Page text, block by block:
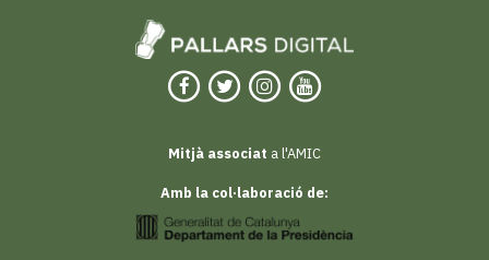
Mitjà associat a l'AMIC
Amb la col·laboració de: